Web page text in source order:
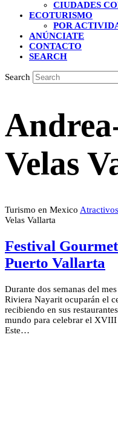
CIUDADES
ECOTURISMO
POR
ANÚNCIATE
CONTACTO
SEARCH
Search
Velas
Turismo en Mexico
Velas Vallarta
Festival
Puerto Vallarta
Durante dos semanas del
Riviera Nayarit ocuparán el
recibiendo en sus
mundo para celebrar el
Este…